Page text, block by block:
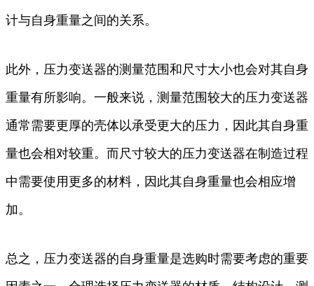
计与自身重量之间的关系。
此外，压力变送器的测量范围和尺寸大小也会对其自身
重量有所影响。一般来说，测量范围较大的压力变送器
通常需要更厚的壳体以承受更大的压力，因此其自身重
量也会相对较重。而尺寸较大的压力变送器在制造过程
中需要使用更多的材料，因此其自身重量也会相应增
加。
总之，压力变送器的自身重量是选购时需要考虑的重要